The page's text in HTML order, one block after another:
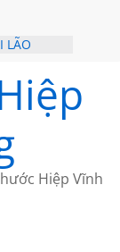
LÃO
ĐÔNG
LÃO
Hiệp Vĩnh